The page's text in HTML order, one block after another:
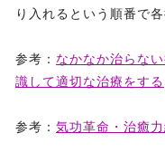
り入れるという順番で
参考： なかなか治らな
識して適切な治療をする
参考： 気功革命・治癒